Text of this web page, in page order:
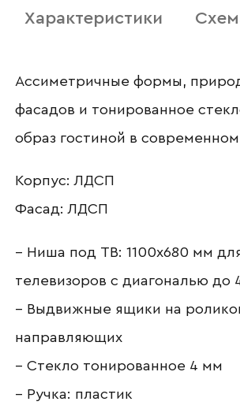
Характеристики
Ассиметричные формы,
фасадов и тонированное
образ гостиной в
Корпус: ЛДСП
Фасад: ЛДСП
– Ниша под ТВ: 1100х680 мм
телевизоров с диагональю до
– Выдвижные ящики на
направляющих
– Стекло тонированное 4 мм
– Ручка: пластик
Ваш email
Номер телефона